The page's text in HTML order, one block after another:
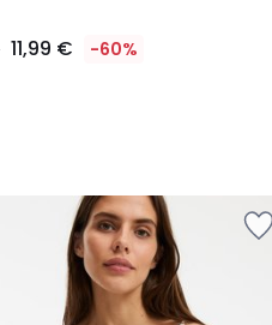
11,99 € -60%